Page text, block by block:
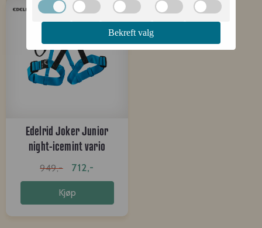
-25%
Edelrid Joker Junior
night-icemint vario
949,- 712,-
Kjøp
Bekreft valg